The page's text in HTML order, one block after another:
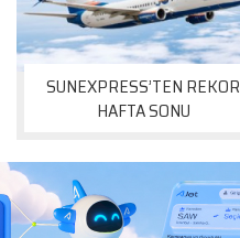
SUNEXPRESS’TEN REKOR
HAFTA SONU